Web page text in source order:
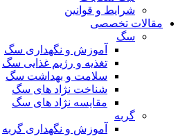
شرایط و قوانین
مقالات تخصصی
سگ
آموزش و نگهداری سگ
تغذیه و رژیم غذایی سگ
سلامت و بهداشت سگ
شناخت نژاد های سگ
مقایسه نژاد های سگ
گربه
آموزش و نگهداری گربه